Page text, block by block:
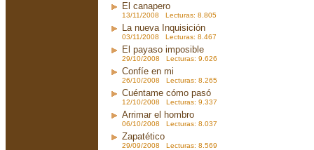
El canapero
13/11/2008 Lecturas: 8.805
La nueva Inquisición
03/11/2008 Lecturas: 8.467
El payaso imposible
29/10/2008 Lecturas: 9.626
Confíe en mi
26/10/2008 Lecturas: 8.265
Cuéntame cómo pasó
12/10/2008 Lecturas: 9.337
Arrimar el hombro
06/10/2008 Lecturas: 8.037
Zapatético
29/09/2008 Lecturas: 8.569